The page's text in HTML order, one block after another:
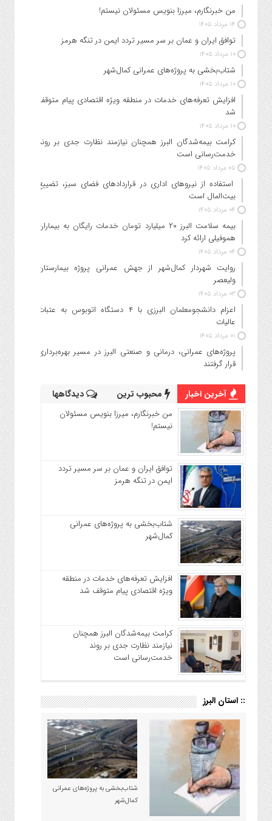
من خبرنگارم، میرزا بنویس مسئولان نیستم!
۱۴ مرداد ۱۴۰۵
توافق ایران و عمان بر سر مسیر تردد ایمن در تنگه هرمز
۱۰ مرداد ۱۴۰۵
شتاب‌بخشی به پروژه‌های عمرانی کمال‌شهر
۱۰ مرداد ۱۴۰۵
افزایش تعرفه‌های خدمات در منطقه ویژه اقتصادی پیام متوقف
شد
۱۰ مرداد ۱۴۰۵
کرامت بیمه‌شدگان البرز همچنان نیازمند نظارت جدی بر روند
خدمت‌رسانی است
۰۵ مرداد ۱۴۰۵
استفاده از نیروهای اداری در قراردادهای فضای سبز، تضییع
بیت‌المال است
۰۴ مرداد ۱۴۰۵
بیمه سلامت البرز ۲۰ میلیارد تومان خدمات رایگان به بیماران
هموفیلی ارائه کرد
۰۴ مرداد ۱۴۰۵
روایت شهردار کمال‌شهر از جهش عمرانی پروژه بیمارستان
ولیعصر
۰۳ مرداد ۱۴۰۵
اعزام دانشجو‌معلمان البرزی با ۴ دستگاه اتوبوس به عتبات
عالیات
۰۱ مرداد ۱۴۰۵
پروژه‌های عمرانی، درمانی و صنعتی البرز در مسیر بهره‌برداری
قرار گرفتند
آخرین اخبار محبوب ترین دیدگاهها
من خبرنگارم، میرزا بنویس مسئولان
نیستم!
توافق ایران و عمان بر سر مسیر تردد
ایمن در تنگه هرمز
شتاب‌بخشی به پروژه‌های عمرانی
کمال‌شهر
افزایش تعرفه‌های خدمات در منطقه
ویژه اقتصادی پیام متوقف شد
کرامت بیمه‌شدگان البرز همچنان
نیازمند نظارت جدی بر روند
خدمت‌رسانی است
:: استان البرز
شتاب‌بخشی به پروژه‌های عمرانی
کمال‌شهر